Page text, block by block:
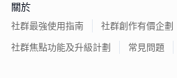
關於
社群最強使用指南
社群創作有價企劃
社群焦點功能及升級計劃
常見問題